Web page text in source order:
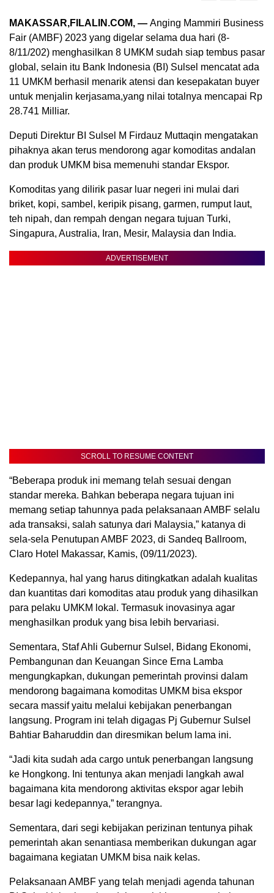
MAKASSAR,FILALIN.COM, — Anging Mammiri Business
Fair (AMBF) 2023 yang digelar selama dua hari (8-
8/11/202) menghasilkan 8 UMKM sudah siap tembus pasar
global, selain itu Bank Indonesia (BI) Sulsel mencatat ada
11 UMKM berhasil menarik atensi dan kesepakatan buyer
untuk menjalin kerjasama,yang nilai totalnya mencapai Rp
28.741 Milliar.
Deputi Direktur BI Sulsel M Firdauz Muttaqin mengatakan
pihaknya akan terus mendorong agar komoditas andalan
dan produk UMKM bisa memenuhi standar Ekspor.
Komoditas yang dilirik pasar luar negeri ini mulai dari
briket, kopi, sambel, keripik pisang, garmen, rumput laut,
teh nipah, dan rempah dengan negara tujuan Turki,
Singapura, Australia, Iran, Mesir, Malaysia dan India.
ADVERTISEMENT
SCROLL TO RESUME CONTENT
“Beberapa produk ini memang telah sesuai dengan
standar mereka. Bahkan beberapa negara tujuan ini
memang setiap tahunnya pada pelaksanaan AMBF selalu
ada transaksi, salah satunya dari Malaysia,” katanya di
sela-sela Penutupan AMBF 2023, di Sandeq Ballroom,
Claro Hotel Makassar, Kamis, (09/11/2023).
Kedepannya, hal yang harus ditingkatkan adalah kualitas
dan kuantitas dari komoditas atau produk yang dihasilkan
para pelaku UMKM lokal. Termasuk inovasinya agar
menghasilkan produk yang bisa lebih bervariasi.
Sementara, Staf Ahli Gubernur Sulsel, Bidang Ekonomi,
Pembangunan dan Keuangan Since Erna Lamba
mengungkapkan, dukungan pemerintah provinsi dalam
mendorong bagaimana komoditas UMKM bisa ekspor
secara massif yaitu melalui kebijakan penerbangan
langsung. Program ini telah digagas Pj Gubernur Sulsel
Bahtiar Baharuddin dan diresmikan belum lama ini.
“Jadi kita sudah ada cargo untuk penerbangan langsung
ke Hongkong. Ini tentunya akan menjadi langkah awal
bagaimana kita mendorong aktivitas ekspor agar lebih
besar lagi kedepannya,” terangnya.
Sementara, dari segi kebijakan perizinan tentunya pihak
pemerintah akan senantiasa memberikan dukungan agar
bagaimana kegiatan UMKM bisa naik kelas.
Pelaksanaan AMBF yang telah menjadi agenda tahunan